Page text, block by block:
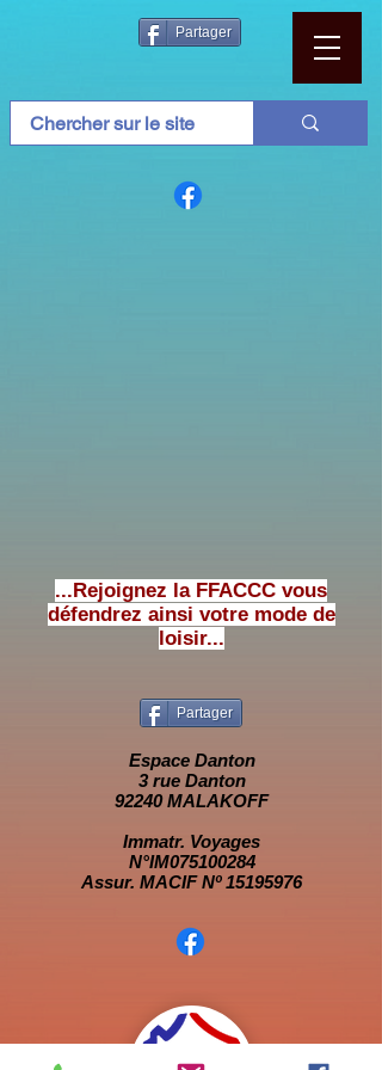
Partager
...Rejoignez la FFACCC vous
défendrez ainsi votre mode de
loisir...
Partager
Espace Danton
3 rue Danton
92240 MALAKOFF
Immatr. Voyages
N°IM075100284
Assur. MACIF Nº 15195976